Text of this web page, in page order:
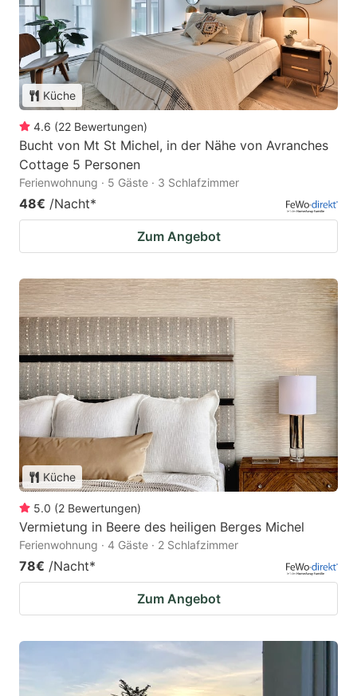
Küche
4.6 (22 Bewertungen)
Bucht von Mt St Michel, in der Nähe von Avranches
Cottage 5 Personen
Ferienwohnung · 5 Gäste · 3 Schlafzimmer
48€ /Nacht*
Zum Angebot
Küche
5.0 (2 Bewertungen)
Vermietung in Beere des heiligen Berges Michel
Ferienwohnung · 4 Gäste · 2 Schlafzimmer
78€ /Nacht*
Zum Angebot